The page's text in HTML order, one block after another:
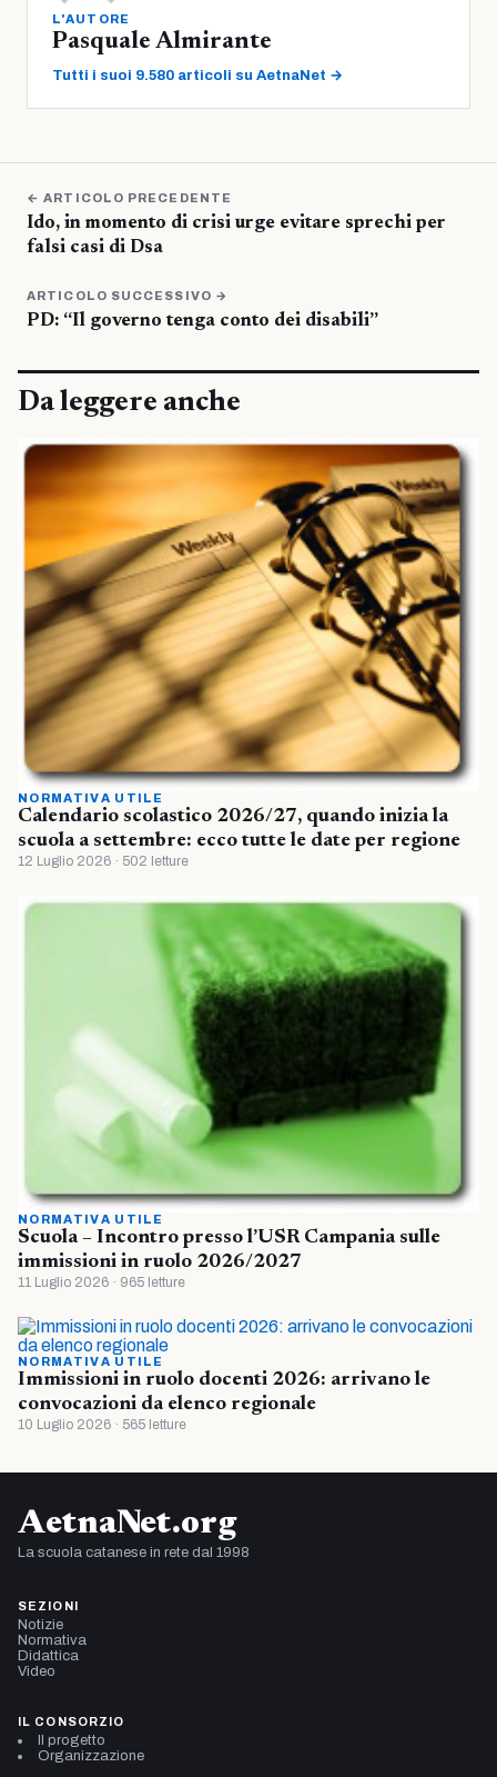
L'AUTORE
Pasquale Almirante
Tutti i suoi 9.580 articoli su AetnaNet →
← ARTICOLO PRECEDENTE
Ido, in momento di crisi urge evitare sprechi per
falsi casi di Dsa
ARTICOLO SUCCESSIVO →
PD: “Il governo tenga conto dei disabili”
Da leggere anche
NORMATIVA UTILE
Calendario scolastico 2026/27, quando inizia la
scuola a settembre: ecco tutte le date per regione
12 Luglio 2026 · 502 letture
NORMATIVA UTILE
Scuola – Incontro presso l’USR Campania sulle
immissioni in ruolo 2026/2027
11 Luglio 2026 · 965 letture
NORMATIVA UTILE
Immissioni in ruolo docenti 2026: arrivano le
convocazioni da elenco regionale
10 Luglio 2026 · 565 letture
AetnaNet.org
La scuola catanese in rete dal 1998
SEZIONI
Notizie
Normativa
Didattica
Video
IL CONSORZIO
Il progetto
Organizzazione